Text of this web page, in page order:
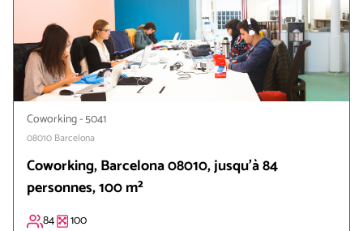
Coworking-5041
08010 Barcelona
Coworking, Barcelona 08010, jusqu'à 84
personnes, 100 m²
84 100